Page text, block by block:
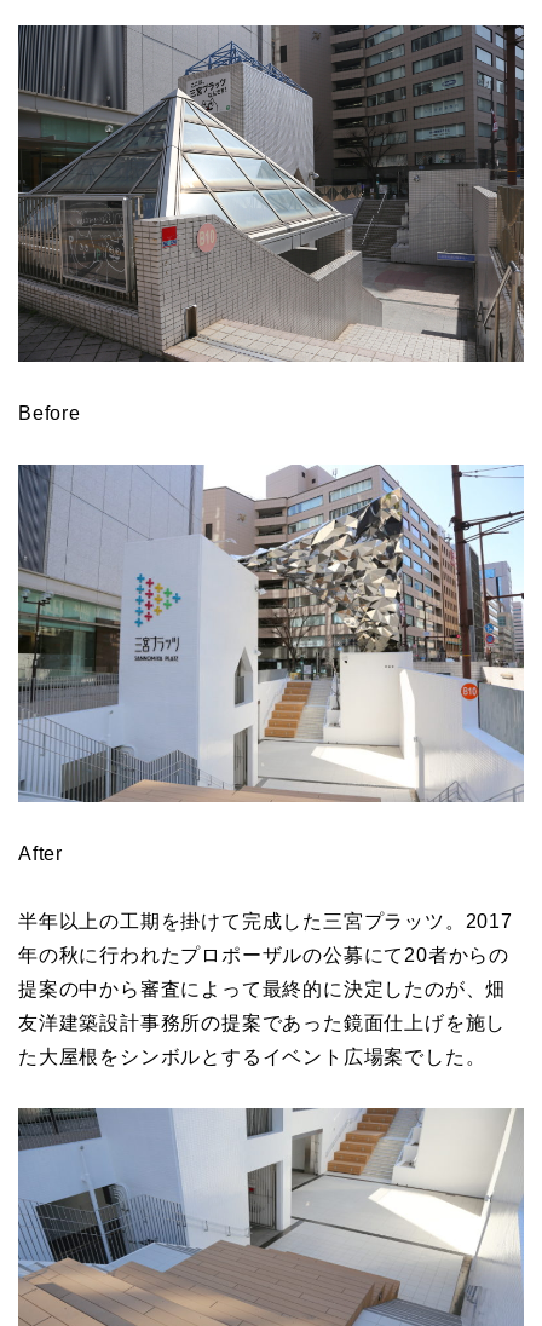
Before
After
半年以上の工期を掛けて完成した三宮プラッツ。2017
年の秋に行われたプロポーザルの公募にて20者からの
提案の中から審査によって最終的に決定したのが、畑
友洋建築設計事務所の提案であった鏡面仕上げを施し
た大屋根をシンボルとするイベント広場案でした。